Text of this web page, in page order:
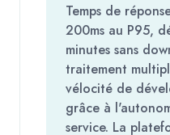
Temps de
200ms au P95,
minutes sans
traitement
vélocité de
grâce à
service. La